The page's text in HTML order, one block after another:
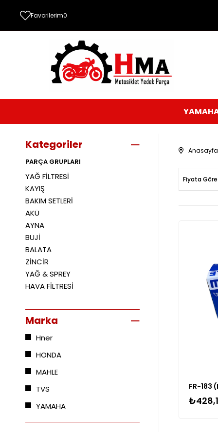
Favorilerim0
Kategoriler
PARÇA GRUPLARI
YAĞ FİLTRESİ
KAYIŞ
BAKIM SETLERİ
AKÜ
AYNA
BUJİ
BALATA
ZİNCİR
YAĞ & SPREY
HAVA FİLTRESİ
Marka
Hner
HONDA
MAHLE
TVS
YAMAHA
Anasayfa
Fiyata
FR-183